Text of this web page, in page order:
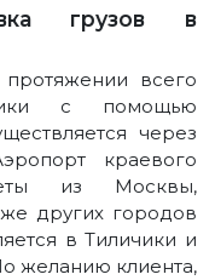
грузов в
всего
с помощью
через
краевого
из Москвы,
других городов
в Тиличики и
желанию клиента,